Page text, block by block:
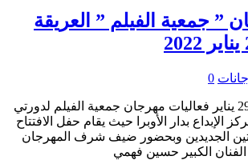
” جمعية الفيلم ” العريقة
0
تنطلق غدا السبت 29 يناير فعاليات مهرجان جمعية الفيلم لدورتي
مركز الإبداع بدار الأوبرا حيث يقام حفل الافتتاح
الجديدين وبحضور ضيف شرف المهرجان
الفنان الكبير حسين فهمي